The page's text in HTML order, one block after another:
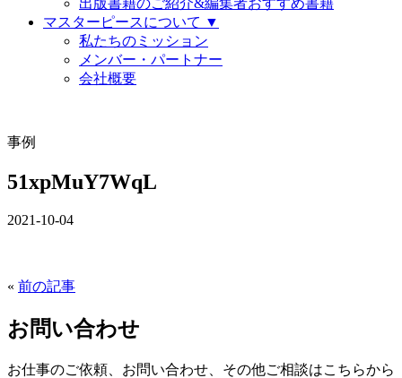
マスターピースについて ▼
私たちのミッション
メンバー・パートナー
会社概要
事例
51xpMuY7WqL
2021-10-04
« 前の記事
お問い合わせ
お仕事のご依頼、お問い合わせ、その他ご相談はこちらから